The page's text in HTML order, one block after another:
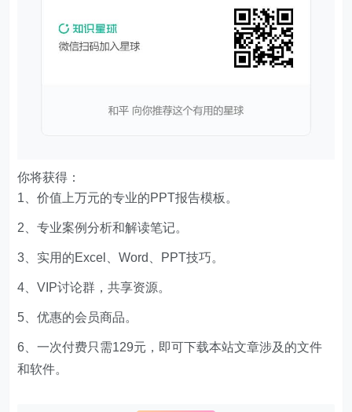
你将获得：
1、价值上万元的专业的PPT报告模板。
2、专业案例分析和解读笔记。
3、实用的Excel、Word、PPT技巧。
4、VIP讨论群，共享资源。
5、优惠的会员商品。
6、一次付费只需129元，即可下载本站文章涉及的文件
和软件。